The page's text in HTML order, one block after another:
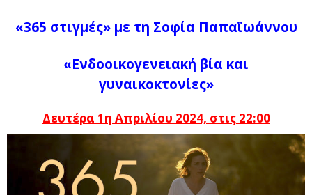
«365 στιγμές» με τη Σοφία Παπαϊωάννου
«Ενδοοικογενειακή βία και
γυναικοκτονίες»
Δευτέρα 1η Απριλίου 2024, στις 22:00